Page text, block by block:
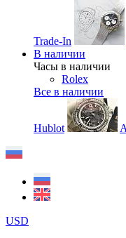
Trade-In
В наличии
Часы в наличии
Rolex
Все в наличии
Hublot
USD